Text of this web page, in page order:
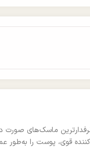
ماسک‌های صورت
قوی، پوست را به‌طور